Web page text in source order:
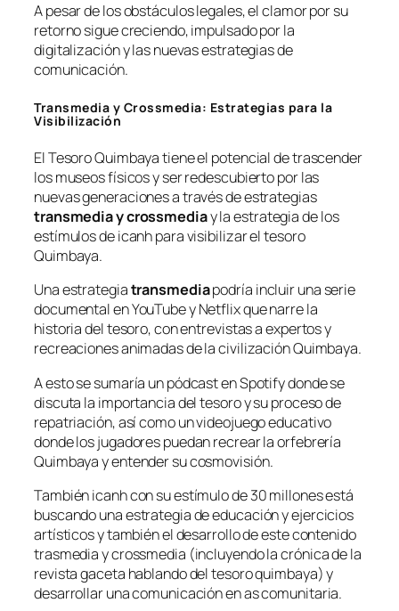
A pesar de los obstáculos legales, el clamor por su
retorno sigue creciendo, impulsado por la
digitalización y las nuevas estrategias de
comunicación.
Transmedia y Crossmedia: Estrategias para la
Visibilización
El Tesoro Quimbaya tiene el potencial de trascender
los museos físicos y ser redescubierto por las
nuevas generaciones a través de estrategias
transmedia y crossmediay la estrategia de los
estímulos de icanh para visibilizar el tesoro
Quimbaya.
Una estrategiatransmediapodría incluir una serie
documental en YouTube y Netflix que narre la
historia del tesoro, con entrevistas a expertos y
recreaciones animadas de la civilización Quimbaya.
A esto se sumaría un pódcast en Spotify donde se
discuta la importancia del tesoro y su proceso de
repatriación, así como un videojuego educativo
donde los jugadores puedan recrear la orfebrería
Quimbaya y entender su cosmovisión.
También icanh con su estímulo de 30 millones está
buscando una estrategia de educación y ejercicios
artísticos y también el desarrollo de este contenido
trasmedia y crossmedia (incluyendo la crónica de la
revista gaceta hablando del tesoro quimbaya) y
desarrollar una comunicación en as comunitaria.